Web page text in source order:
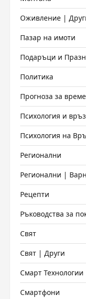
Оживление |
Пазар на имоти
Подаръци и
Политика
Прогноза за време
Психология и
Психология на
Регионални
Регионални |
Рецепти
Ръководства за
Свят
Свят | Други
Смарт Технологии
Смартфони